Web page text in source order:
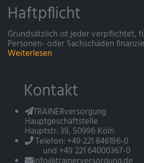
Haftpflicht
Grundsätzlich ist jeder verpflichtet,
Personen- oder Sachschäden
Weiterlesen
Kontakt
TRAINERversorgung
Hauptgeschäftstelle
Hauptstr. 39, 50996 Köln
Telefon: +49 221 846196-0
und +49 221 64000367-0